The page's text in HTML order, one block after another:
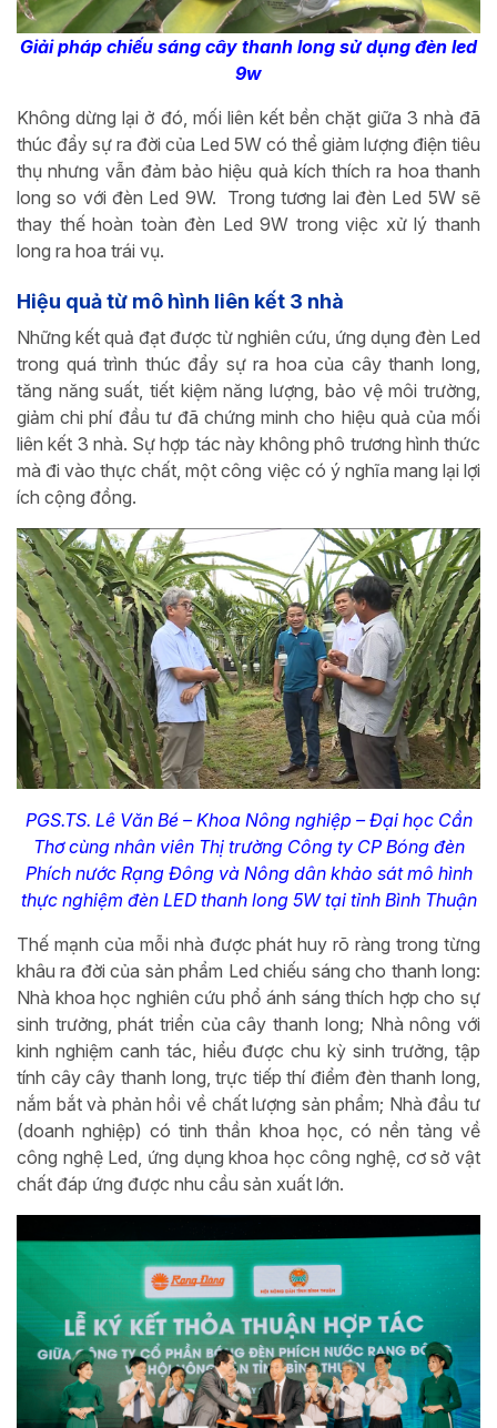
Giải pháp chiếu sáng cây thanh long sử dụng đèn led
9w
Không dừng lại ở đó, mối liên kết bền chặt giữa 3 nhà đã
thúc đẩy sự ra đời của Led 5W có thể giảm lượng điện tiêu
thụ nhưng vẫn đảm bảo hiệu quả kích thích ra hoa thanh
long so với đèn Led 9W. Trong tương lai đèn Led 5W sẽ
thay thế hoàn toàn đèn Led 9W trong việc xử lý thanh
long ra hoa trái vụ.
Hiệu quả từ mô hình liên kết 3 nhà
Những kết quả đạt được từ nghiên cứu, ứng dụng đèn Led
trong quá trình thúc đẩy sự ra hoa của cây thanh long,
tăng năng suất, tiết kiệm năng lượng, bảo vệ môi trường,
giảm chi phí đầu tư đã chứng minh cho hiệu quả của mối
liên kết 3 nhà. Sự hợp tác này không phô trương hình thức
mà đi vào thực chất, một công việc có ý nghĩa mang lại lợi
ích cộng đồng.
PGS.TS. Lê Văn Bé – Khoa Nông nghiệp – Đại học Cần
Thơ cùng nhân viên Thị trường Công ty CP Bóng đèn
Phích nước Rạng Đông và Nông dân khảo sát mô hình
thực nghiệm đèn LED thanh long 5W tại tỉnh Bình Thuận
Thế mạnh của mỗi nhà được phát huy rõ ràng trong từng
khâu ra đời của sản phẩm Led chiếu sáng cho thanh long:
Nhà khoa học nghiên cứu phổ ánh sáng thích hợp cho sự
sinh trưởng, phát triển của cây thanh long; Nhà nông với
kinh nghiệm canh tác, hiểu được chu kỳ sinh trưởng, tập
tính cây cây thanh long, trực tiếp thí điểm đèn thanh long,
nắm bắt và phản hồi về chất lượng sản phẩm; Nhà đầu tư
(doanh nghiệp) có tinh thần khoa học, có nền tảng về
công nghệ Led, ứng dụng khoa học công nghệ, cơ sở vật
chất đáp ứng được nhu cầu sản xuất lớn.